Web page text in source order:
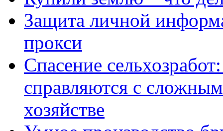
Защита личной
прокси
Спасение
справляются с
хозяйстве